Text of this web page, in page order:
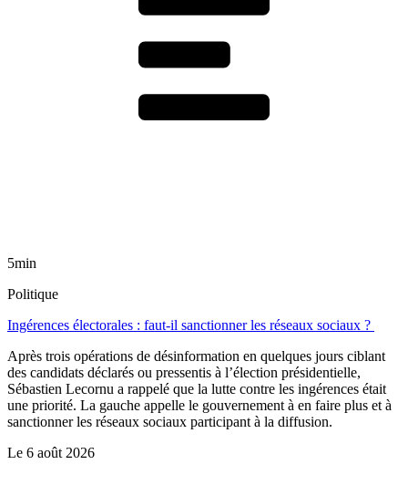
5min
Politique
Ingérences électorales : faut-il sanctionner les réseaux sociaux ?
Après trois opérations de désinformation en quelques jours ciblant
des candidats déclarés ou pressentis à l’élection présidentielle,
Sébastien Lecornu a rappelé que la lutte contre les ingérences était
une priorité. La gauche appelle le gouvernement à en faire plus et à
sanctionner les réseaux sociaux participant à la diffusion.
Le 6 août 2026